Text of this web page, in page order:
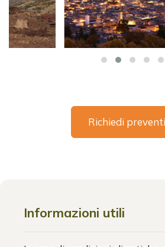
Richiedi
Informazioni utili